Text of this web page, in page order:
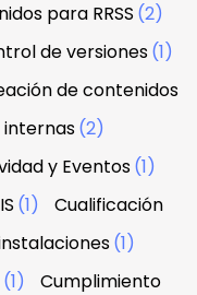
para RRSS (2)
de versiones(1)
de contenidos
internas(2)
y Eventos(1)
(1)
Cualificación
(1)
(1)
Cumplimiento